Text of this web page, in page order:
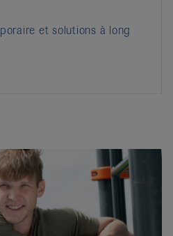
et solutions à long